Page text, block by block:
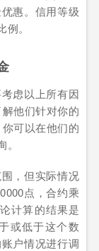
惠。信用等级
。
虑以上所有因
他们针对你的
可以在他们的
，但实际情况
点，合约乘
计算的结果是
或低于这个数
户情况进行调